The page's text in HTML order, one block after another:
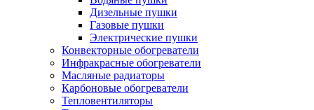
Дизельные пушки
Газовые пушки
Электрические пушки
Конвекторные обогреватели
Инфракрасные обогреватели
Масляные радиаторы
Карбоновые обогреватели
Тепловентиляторы